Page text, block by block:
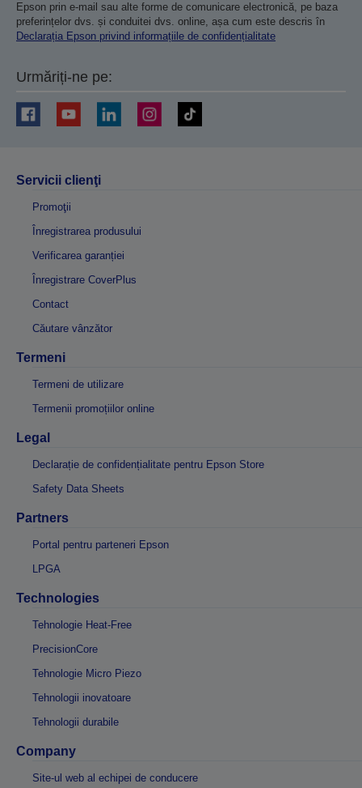
Epson prin e-mail sau alte forme de comunicare electronică, pe baza
preferințelor dvs. și conduitei dvs. online, așa cum este descris în
Declarația Epson privind informațiile de confidențialitate
Urmăriți-ne pe:
Servicii clienţi
Promoţii
Înregistrarea produsului
Verificarea garanției
Înregistrare CoverPlus
Contact
Căutare vânzător
Termeni
Termeni de utilizare
Termenii promoțiilor online
Legal
Declarație de confidențialitate pentru Epson Store
Safety Data Sheets
Partners
Portal pentru parteneri Epson
LPGA
Technologies
Tehnologie Heat-Free
PrecisionCore
Tehnologie Micro Piezo
Tehnologii inovatoare
Tehnologii durabile
Company
Site-ul web al echipei de conducere